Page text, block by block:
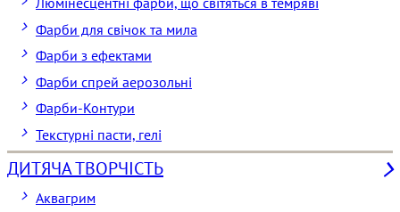
Фарби для свічок та мила
Фарби з ефектами
Фарби спрей аерозольні
Фарби-Контури
Текстурні пасти, гелі
ДИТЯЧА ТВОРЧІСТЬ
Аквагрим